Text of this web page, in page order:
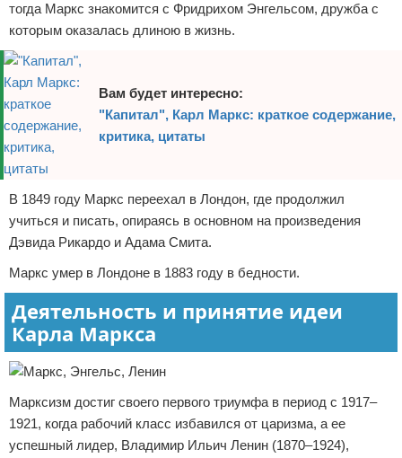
тогда Маркс знакомится с Фридрихом Энгельсом, дружба с
которым оказалась длиною в жизнь.
Вам будет интересно:
"Капитал", Карл Маркс: краткое содержание,
критика, цитаты
В 1849 году Маркс переехал в Лондон, где продолжил
учиться и писать, опираясь в основном на произведения
Дэвида Рикардо и Адама Смита.
Маркс умер в Лондоне в 1883 году в бедности.
Деятельность и принятие идеи
Карла Маркса
Марксизм достиг своего первого триумфа в период с 1917–
1921, когда рабочий класс избавился от царизма, а ее
успешный лидер, Владимир Ильич Ленин (1870–1924),